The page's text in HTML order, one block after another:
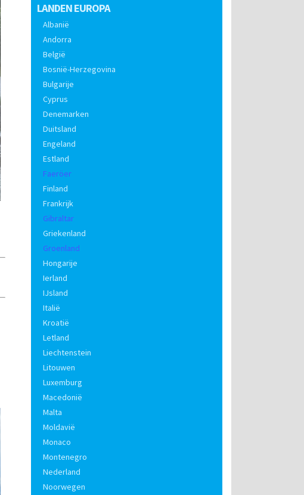
LANDEN EUROPA
Albanië
Andorra
België
Bosnië-Herzegovina
Bulgarije
Cyprus
Denemarken
Duitsland
Engeland
Estland
Faeröer
Finland
Frankrijk
Gibraltar
Griekenland
Groenland
Hongarije
Ierland
IJsland
Italië
Kroatië
Letland
Liechtenstein
Litouwen
Luxemburg
Macedonië
Malta
Moldavië
Monaco
Montenegro
Nederland
Noorwegen